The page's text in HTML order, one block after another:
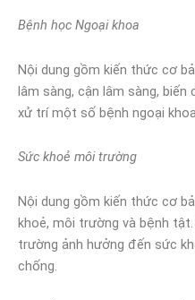
Bệnh học Ngoại khoa
Nội dung gồm kiến thức cơ
lâm sàng, cận lâm sàng, biến
xử trí một số bệnh ngoại
Sức khoẻ môi trường
Nội dung gồm kiến thức cơ
khoẻ, môi trường và bệnh
trường ảnh hưởng đến sức
chống.